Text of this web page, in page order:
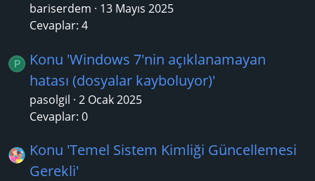
bariserdem
13 Mayıs 2025
Cevaplar: 4
P
Konu 'Windows 7'nin açıklanamayan
hatası (dosyalar kayboluyor)'
pasolgil 2 Ocak 2025
Cevaplar: 0
Konu 'Temel Sistem Kimliği Güncellemesi
Gerekli'